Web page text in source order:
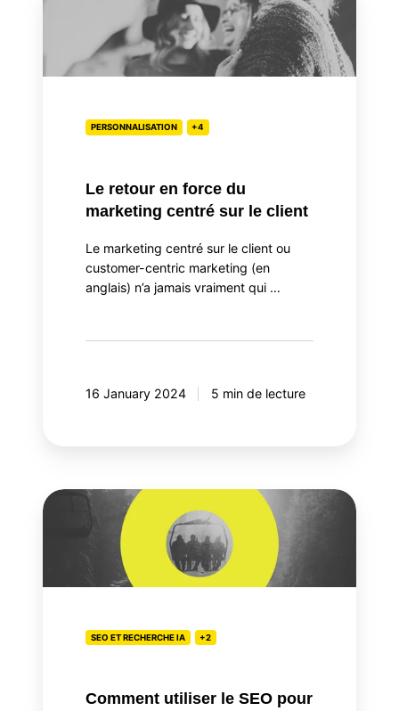
force
du
PERSONNALISATION +4
Le retour en force du
marketing centré sur le client
Le marketing centré sur le client ou
customer-centric marketing (en
anglais) n’a jamais vraiment qui …
16 January 2024 5 min de lecture
Comment
pour
consommateurs
SEO ET RECHERCHE IA +2
Comment utiliser le SEO pour